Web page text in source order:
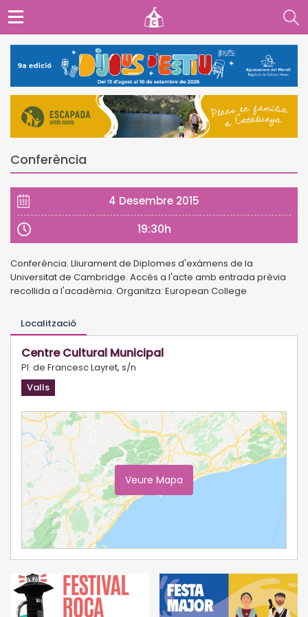
Conferència
4 Desembre 2015
19:30h
Conferència. Lliurament de Diplomes d'exàmens de la
Universitat de Cambridge. Accés a l'acte amb entrada prèvia
recollida a l'acadèmia. Organitza: European College
Localització
Centre Cultural Municipal
Pl. de Francesc Layret, s/n
Valls
Veure Mapa